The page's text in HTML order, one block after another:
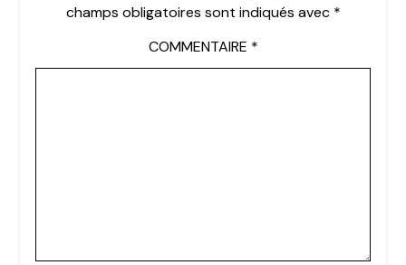
champs obligatoires sont indiqués avec *
COMMENTAIRE *